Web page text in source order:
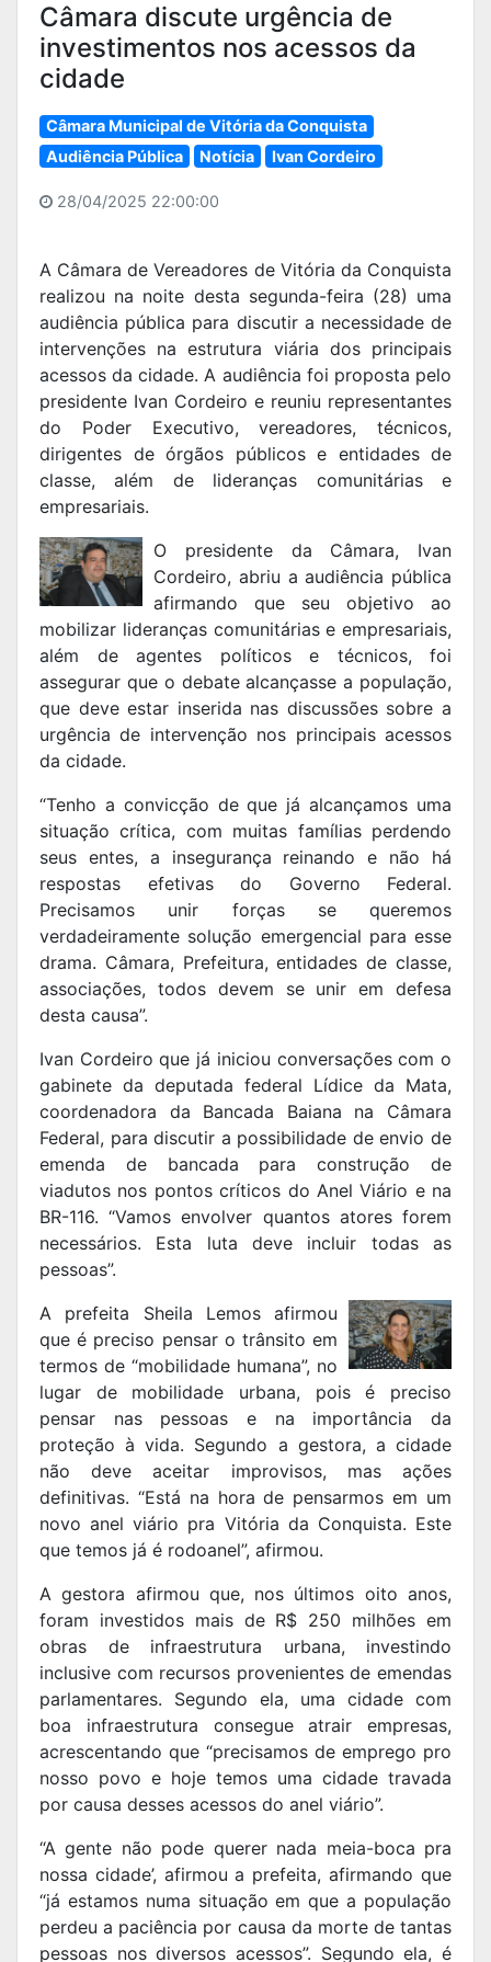
Câmara discute urgência de
investimentos nos acessos da
cidade
Câmara Municipal de Vitória da Conquista
Audiência Pública
Notícia Ivan Cordeiro
28/04/2025 22:00:00
A Câmara de Vereadores de Vitória da Conquista
realizou na noite desta segunda-feira (28) uma
audiência pública para discutir a necessidade de
intervenções na estrutura viária dos principais
acessos da cidade. A audiência foi proposta pelo
presidente Ivan Cordeiro e reuniu representantes
do Poder Executivo, vereadores, técnicos,
dirigentes de órgãos públicos e entidades de
classe, além de lideranças comunitárias e
empresariais.
O presidente da Câmara, Ivan
Cordeiro, abriu a audiência pública
afirmando que seu objetivo ao
mobilizar lideranças comunitárias e empresariais,
além de agentes políticos e técnicos, foi
assegurar que o debate alcançasse a população,
que deve estar inserida nas discussões sobre a
urgência de intervenção nos principais acessos
da cidade.
“Tenho a convicção de que já alcançamos uma
situação crítica, com muitas famílias perdendo
seus entes, a insegurança reinando e não há
respostas efetivas do Governo Federal.
Precisamos unir forças se queremos
verdadeiramente solução emergencial para esse
drama. Câmara, Prefeitura, entidades de classe,
associações, todos devem se unir em defesa
desta causa”.
Ivan Cordeiro que já iniciou conversações com o
gabinete da deputada federal Lídice da Mata,
coordenadora da Bancada Baiana na Câmara
Federal, para discutir a possibilidade de envio de
emenda de bancada para construção de
viadutos nos pontos críticos do Anel Viário e na
BR-116. “Vamos envolver quantos atores forem
necessários. Esta luta deve incluir todas as
pessoas”.
A prefeita Sheila Lemos afirmou
que é preciso pensar o trânsito em
termos de “mobilidade humana”, no
lugar de mobilidade urbana, pois é preciso
pensar nas pessoas e na importância da
proteção à vida. Segundo a gestora, a cidade
não deve aceitar improvisos, mas ações
definitivas. “Está na hora de pensarmos em um
novo anel viário pra Vitória da Conquista. Este
que temos já é rodoanel”, afirmou.
A gestora afirmou que, nos últimos oito anos,
foram investidos mais de R$ 250 milhões em
obras de infraestrutura urbana, investindo
inclusive com recursos provenientes de emendas
parlamentares. Segundo ela, uma cidade com
boa infraestrutura consegue atrair empresas,
acrescentando que “precisamos de emprego pro
nosso povo e hoje temos uma cidade travada
por causa desses acessos do anel viário”.
“A gente não pode querer nada meia-boca pra
nossa cidade’, afirmou a prefeita, afirmando que
“já estamos numa situação em que a população
perdeu a paciência por causa da morte de tantas
pessoas nos diversos acessos”. Segundo ela, é